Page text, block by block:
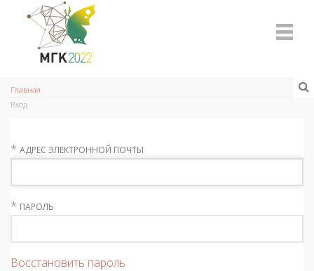
Главная
Вход
* АДРЕС ЭЛЕКТРОННОЙ ПОЧТЫ
* ПАРОЛЬ
Восстановить пароль